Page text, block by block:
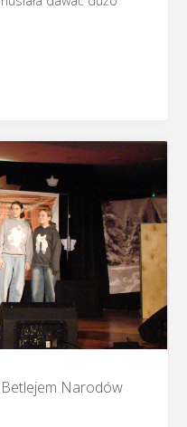
Narodów